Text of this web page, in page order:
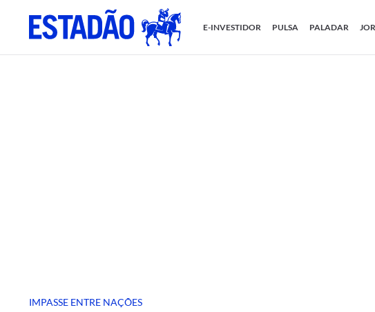
E-INVESTIDOR PULSA PALADAR
IMPASSE ENTRE NAÇÕES